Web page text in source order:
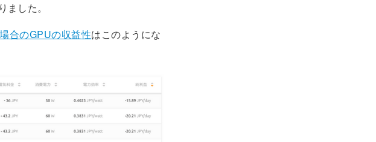
した。
合のGPUの収益性はこのようにな